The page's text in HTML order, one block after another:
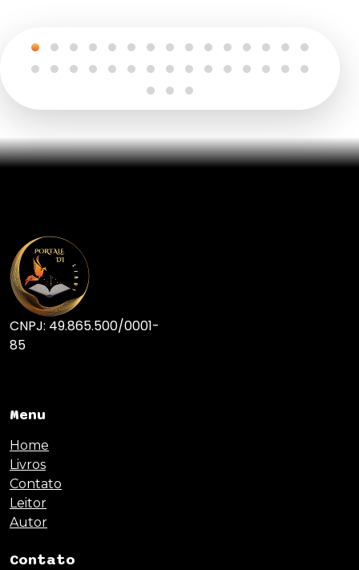
CNPJ: 49.865.500/0001-
85
Menu
Home
Livros
Contato
Leitor
Autor
Contato